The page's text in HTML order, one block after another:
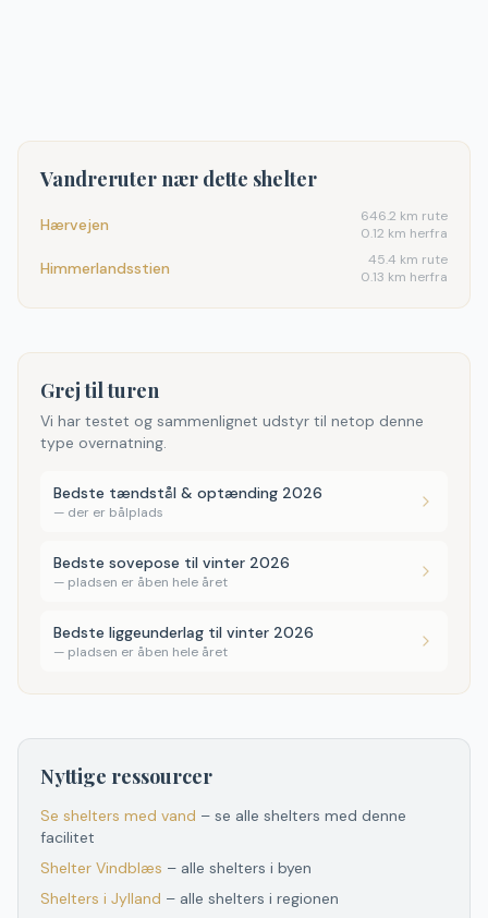
Vandreruter nær dette shelter
Hærvejen 646.2 km rute
0.12 km herfra
Himmerlandsstien 45.4 km rute
0.13 km herfra
Grej til turen
Vi har testet og sammenlignet udstyr til netop denne
type overnatning.
Bedste tændstål & optænding 2026
— der er bålplads
Bedste sovepose til vinter 2026
— pladsen er åben hele året
Bedste liggeunderlag til vinter 2026
— pladsen er åben hele året
Nyttige ressourcer
Se shelters med vand – se alle shelters med denne
facilitet
Shelter Vindblæs – alle shelters i byen
Shelters i Jylland – alle shelters i regionen